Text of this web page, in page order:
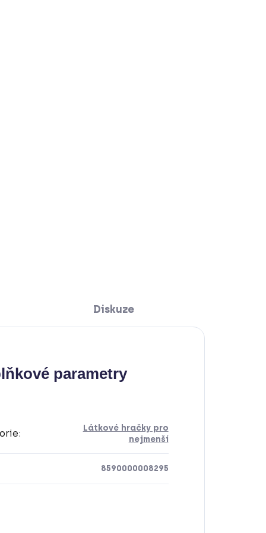
Diskuze
parametry
:
Látkové hračky pro
nejmenší
8590000008295